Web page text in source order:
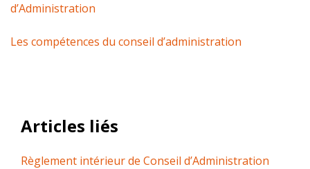
d’Administration
Les compétences du conseil d’administration
Articles liés
Règlement intérieur de Conseil d’Administration